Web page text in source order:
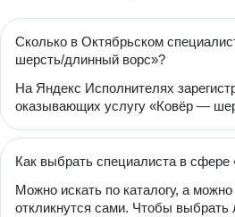
Сколько в Октябрьском
шерсть/длинный ворс»?
На Яндекс Исполнителях
оказывающих услугу «Ковёр —
Как выбрать специалиста в
Можно искать по каталогу, а
откликнутся сами. Чтобы